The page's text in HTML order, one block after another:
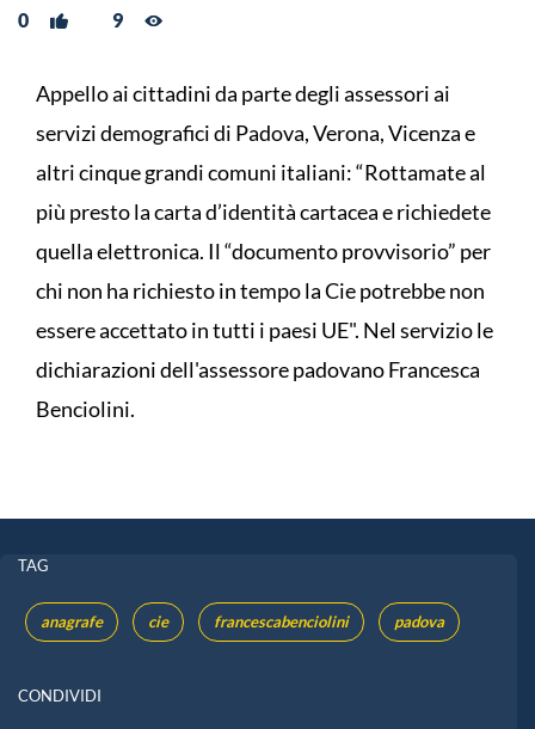
0 9
Appello ai cittadini da parte degli assessori ai
servizi demografici di Padova, Verona, Vicenza e
altri cinque grandi comuni italiani: “Rottamate al
più presto la carta d’identità cartacea e richiedete
quella elettronica. Il “documento provvisorio” per
chi non ha richiesto in tempo la Cie potrebbe non
essere accettato in tutti i paesi UE". Nel servizio le
dichiarazioni dell'assessore padovano Francesca
Benciolini.
TAG
anagrafe cie francescabenciolini padova
CONDIVIDI